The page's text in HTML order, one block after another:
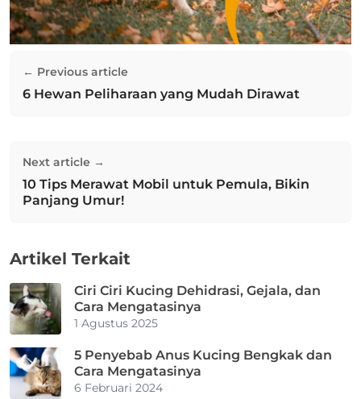
pos← Previous article
Previous post:
6 Hewan Peliharaan yang Mudah Dirawat
Next article →
Next post:
10 Tips Merawat Mobil untuk Pemula, Bikin
Panjang Umur!
Artikel Terkait
Ciri Ciri Kucing Dehidrasi, Gejala, dan
Cara Mengatasinya
1 Agustus 2025
5 Penyebab Anus Kucing Bengkak dan
Cara Mengatasinya
6 Februari 2024